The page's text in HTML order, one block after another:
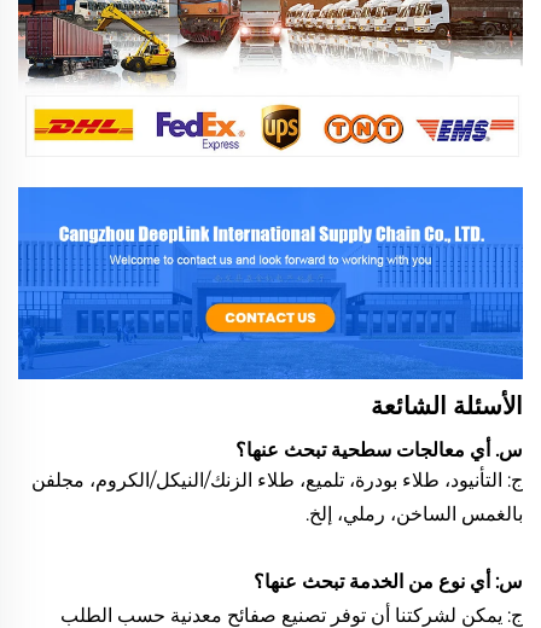
الأسئلة الشائعة
س. أي معالجات سطحية تبحث عنها؟
ج: التأنيود، طلاء بودرة، تلميع، طلاء الزنك/النيكل/الكروم، مجلفن
بالغمس الساخن، رملي، إلخ.
س: أي نوع من الخدمة تبحث عنها؟
ج: يمكن لشركتنا أن توفر تصنيع صفائح معدنية حسب الطلب